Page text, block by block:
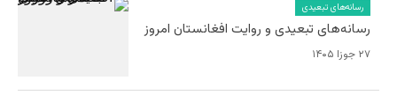
رسانه‌های تبعیدی
رسانه‌های تبعیدی و روایت افغانستان امروز
۲۷ جوزا ۱۴۰۵